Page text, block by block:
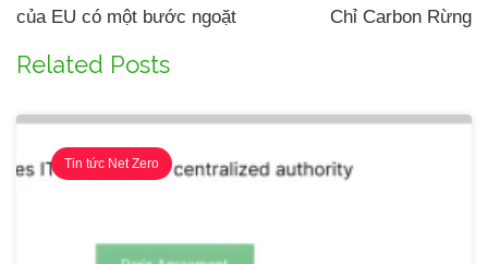
của EU có một bước ngoặt
Chỉ Carbon Rừng
Related Posts
Tin tức Net Zero